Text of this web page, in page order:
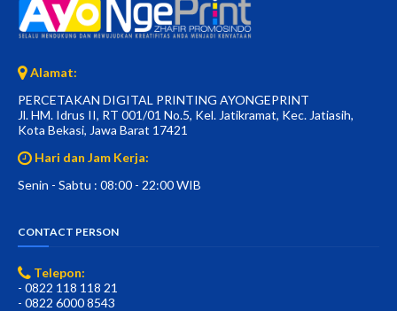
Alamat:
PERCETAKAN DIGITAL PRINTING AYONGEPRINT
Jl. HM. Idrus II, RT 001/01 No.5, Kel. Jatikramat, Kec. Jatiasih,
Kota Bekasi, Jawa Barat 17421
Hari dan Jam Kerja:
Senin - Sabtu : 08:00 - 22:00 WIB
CONTACT PERSON
Telepon:
- 0822 118 118 21
- 0822 6000 8543